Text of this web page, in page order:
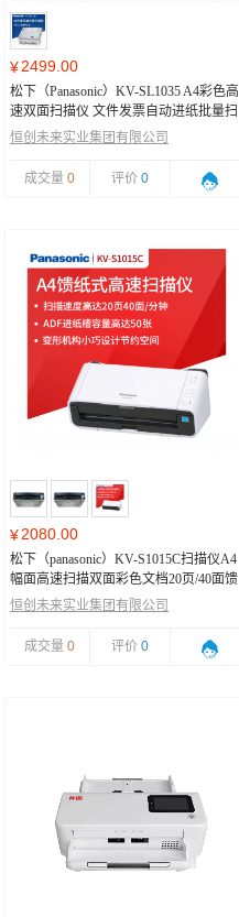
¥2499.00
松下（Panasonic）KV-SL1035 A4彩色高
速双面扫描仪 文件发票自动进纸批量扫
描机PDF 支持银河麒麟系统
恒创未来实业集团有限公司
成交量 0 评价 0
¥2080.00
松下（panasonic）KV-S1015C扫描仪A4
幅面高速扫描双面彩色文档20页/40面馈
纸式
恒创未来实业集团有限公司
成交量 0 评价 0